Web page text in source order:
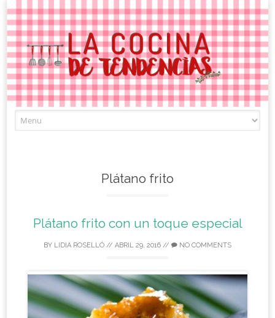
to
Plátano frito
Plátano frito con un toque especial
BY LIDIA ROSELLÓ // ABRIL 29, 2016 // NO COMMENTS